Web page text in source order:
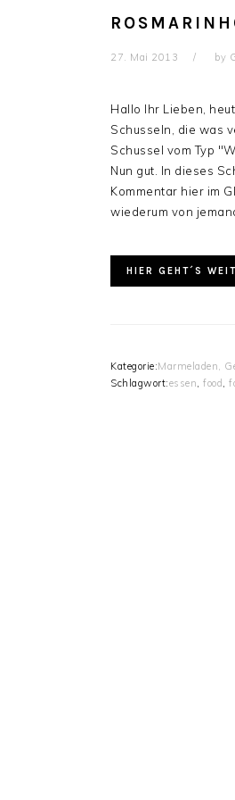
27. Mai 2013 by
Hallo Ihr Lieben,
Schusseln, die was
Schussel vom Typ
Nun gut. In dieses
Kommentar hier im
wiederum von
HIER GEHT´S
Kategorie:Marmeladen,
Schlagwort:essen, food ,